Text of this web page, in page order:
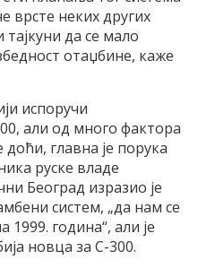
врсте неких других
да се мало
отаџбине, каже
испоручи
али од много фактора
главна је порука
руске владе
Београд изразио је
систем, „да нам се
година“, али је
новца за С-300.